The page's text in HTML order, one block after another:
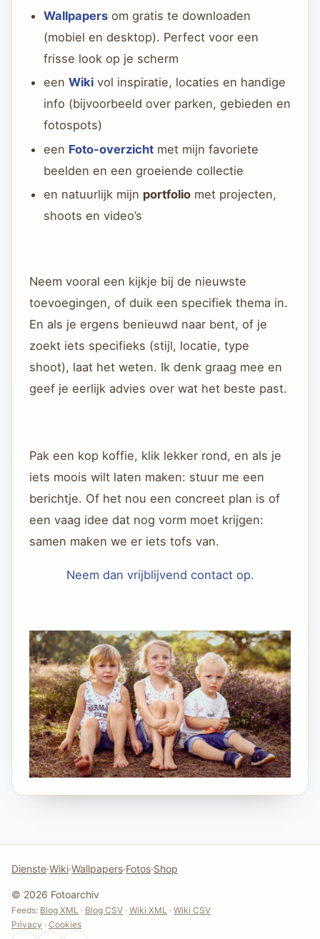
Wallpapers om gratis te downloaden
(mobiel en desktop). Perfect voor een
frisse look op je scherm
een Wiki vol inspiratie, locaties en handige
info (bijvoorbeeld over parken, gebieden en
fotospots)
een Foto-overzicht met mijn favoriete
beelden en een groeiende collectie
en natuurlijk mijn portfolio met projecten,
shoots en video’s
Neem vooral een kijkje bij de nieuwste
toevoegingen, of duik een specifiek thema in.
En als je ergens benieuwd naar bent, of je
zoekt iets specifieks (stijl, locatie, type
shoot), laat het weten. Ik denk graag mee en
geef je eerlijk advies over wat het beste past.
Pak een kop koffie, klik lekker rond, en als je
iets moois wilt laten maken: stuur me een
berichtje. Of het nou een concreet plan is of
een vaag idee dat nog vorm moet krijgen:
samen maken we er iets tofs van.
Neem dan vrijblijvend contact op.
Dienste·Wiki·Wallpapers·Fotos·Shop
© 2026 Fotoarchiv
Feeds: Blog XML · Blog CSV · Wiki XML · Wiki CSV
Privacy · Cookies